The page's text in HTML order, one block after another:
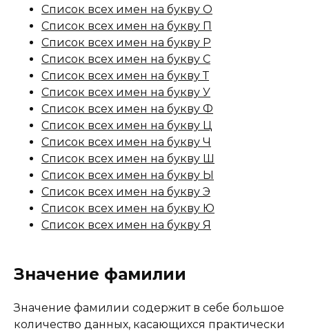
Список всех имен на букву О
Список всех имен на букву П
Список всех имен на букву Р
Список всех имен на букву С
Список всех имен на букву Т
Список всех имен на букву У
Список всех имен на букву Ф
Список всех имен на букву Ц
Список всех имен на букву Ч
Список всех имен на букву Ш
Список всех имен на букву Ы
Список всех имен на букву Э
Список всех имен на букву Ю
Список всех имен на букву Я
Значение фамилии
Значение фамилии содержит в себе большое
количество данных, касающихся практически